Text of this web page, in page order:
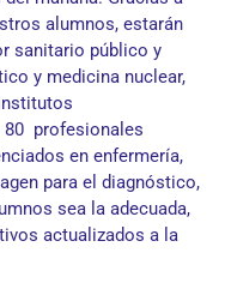
alumnos, estarán
sanitario público y
y medicina nuclear,
80 profesionales
en enfermería,
para el diagnóstico,
sea la adecuada,
actualizados a la